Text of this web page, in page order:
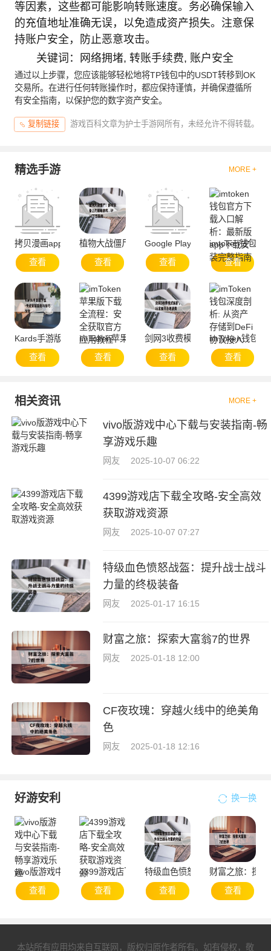
等因素，这些都可能影响转账速度。务必确保输入
的充值地址准确无误，以免造成资产损失。注意保
持账户安全，防止恶意攻击。
关键词：网络拥堵, 转账手续费, 账户安全
通过以上步骤，您应该能够轻松地将TP钱包中的USDT转移到OK
交易所。在进行任何转账操作时，都应保持谨慎，并确保遵循所
有安全指南，以保护您的数字资产安全。
复制链接 游戏百科文章为护士手游网所有，未经允许不得转载。
精选手游 MORE +
拷贝漫画app官方网站-便捷服务与资源聚合
查看
植物大战僵尸：移动设备上的策略游戏，iPad下载
查看
Google Play官方下载与安全使用
查看
imtoken钱包官
查看
Kards手游版下载-快速安装指南与技巧分享
查看
imToken苹果版下载全流程：安全获取官方应用教
查看
剑网3收费模式解析，玩家如何合
查看
imToken钱包深
查看
相关资讯 MORE +
vivo版游戏中心下载与安装指南-畅
享游戏乐趣
网友 2025-10-07 06:22
4399游戏店下载全攻略-安全高效
获取游戏资源
网友 2025-10-07 07:27
特级血色愤怒战盔：提升战士战斗
力量的终极装备
网友 2025-01-17 16:15
财富之旅：探索大富翁7的世界
网友 2025-01-18 12:00
CF夜玫瑰：穿越火线中的绝美角
色
网友 2025-01-18 12:16
好游安利 换一换
vivo版游戏中心下载与安装指南-畅享游戏乐趣
查看
4399游戏店下载全攻略-安全高效获取游戏资源
查看
特级血色愤怒战盔：提升战士战
查看
财富之旅：探
查看
本站所有应用均来自互联网，版权归原作者所有。如有侵权，敬